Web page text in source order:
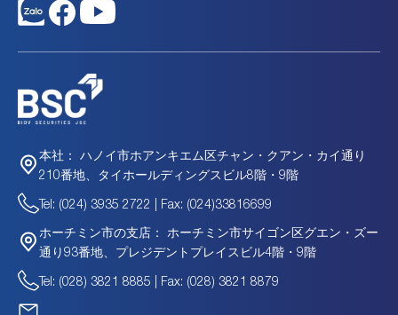
本社：
ハノイ市ホアンキエム区チャン・クアン・カイ通り
210番地、タイホールディングスビル8階・9階
Tel: (024) 3935 2722 | Fax: (024)33816699
ホーチミン市の支店：
ホーチミン市サイゴン区グエン・ズー
通り93番地、プレジデントプレイスビル4階・9階
Tel: (028) 3821 8885 | Fax: (028) 3821 8879